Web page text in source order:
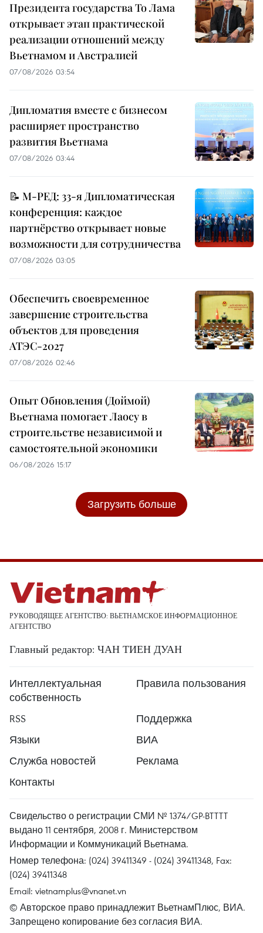
Президента государства То Лама
открывает этап практической
реализации отношений между
Вьетнамом и Австралией
07/08/2026 03:54
Дипломатия вместе с бизнесом
расширяет пространство
развития Вьетнама
07/08/2026 03:44
📝 М-РЕД: 33-я Дипломатическая
конференция: каждое
партнёрство открывает новые
возможности для сотрудничества
07/08/2026 03:05
Обеспечить своевременное
завершение строительства
объектов для проведения
АТЭС-2027
07/08/2026 02:46
Опыт Обновления (Доймой)
Вьетнама помогает Лаосу в
строительстве независимой и
самостоятельной экономики
06/08/2026 15:17
Загрузить больше
РУКОВОДЯЩЕЕ АГЕНТСТВО: ВЬЕТНАМСКОЕ ИНФОРМАЦИОННОЕ
АГЕНТСТВО
Главный редактор: ЧАН ТИЕН ДУАН
Интеллектуальная
собственность
Правила пользования
RSS
Поддержка
Языки
ВИА
Служба новостей
Реклама
Контакты
Свидельство о регистрации СМИ № 1374/GP-BTTTT
выдано 11 сентября, 2008 г. Министерством
Информации и Коммуникаций Вьетнама.
Номер телефона: (024) 39411349 - (024) 39411348, Fax:
(024) 39411348
Email: vietnamplus@vnanet.vn
© Авторское право принадлежит ВьетнамПлюс, ВИА.
Запрещено копирование без согласия ВИА.